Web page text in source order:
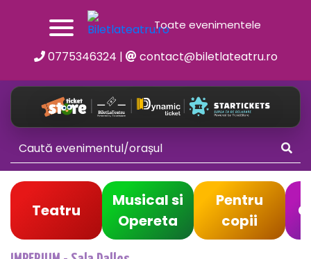
Toate evenimentele
0775346324 | contact@biletlateatru.ro
Teatru
Musical si
Opereta
Pentru
copii